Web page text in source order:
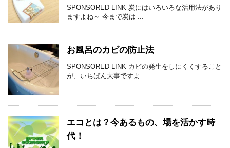
SPONSORED LINK 炭にはいろいろな活用法があり
ますよね～ 今まで炭は ...
お風呂のカビの防止法
SPONSORED LINK カビの発生をしにくくすること
が、いちばん大事ですよ ...
エコとは？今あるもの、場を活かす時
代！